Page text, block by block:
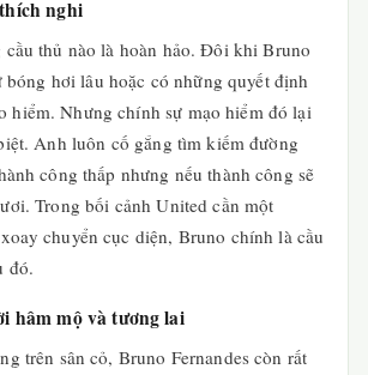
nghi
thủ nào là hoàn hảo. Đôi khi Bruno
hơi lâu hoặc có những quyết định
hiểm. Nhưng chính sự mạo hiểm đó lại
Anh luôn cố gắng tìm kiếm đường
công thấp nhưng nếu thành công sẽ
Trong bối cảnh United cần một
chuyển cục diện, Bruno chính là cầu
đó.
hâm mộ và tương lai
trên sân cỏ, Bruno Fernandes còn rất